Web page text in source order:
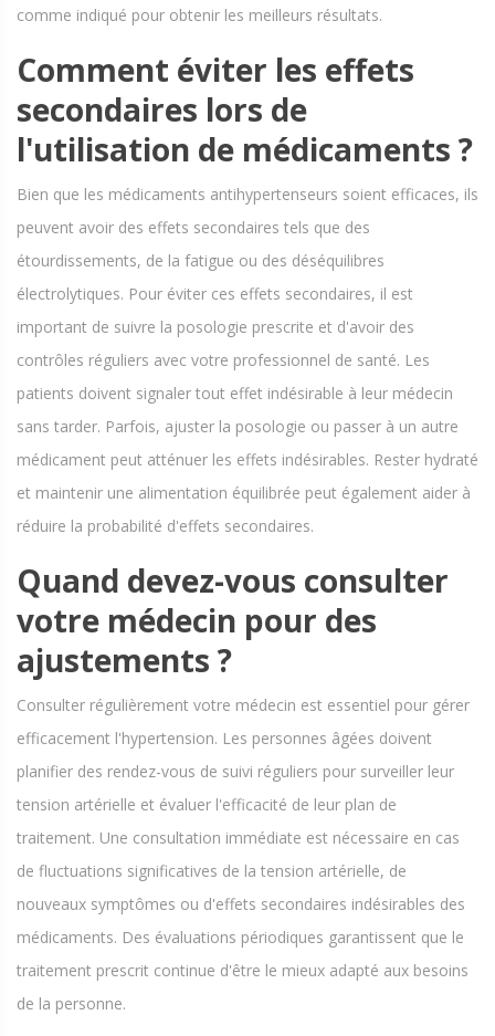
comme indiqué pour obtenir les meilleurs résultats.
Comment éviter les effets
secondaires lors de
l'utilisation de médicaments ?
Bien que les médicaments antihypertenseurs soient efficaces, ils
peuvent avoir des effets secondaires tels que des
étourdissements, de la fatigue ou des déséquilibres
électrolytiques. Pour éviter ces effets secondaires, il est
important de suivre la posologie prescrite et d'avoir des
contrôles réguliers avec votre professionnel de santé. Les
patients doivent signaler tout effet indésirable à leur médecin
sans tarder. Parfois, ajuster la posologie ou passer à un autre
médicament peut atténuer les effets indésirables. Rester hydraté
et maintenir une alimentation équilibrée peut également aider à
réduire la probabilité d'effets secondaires.
Quand devez-vous consulter
votre médecin pour des
ajustements ?
Consulter régulièrement votre médecin est essentiel pour gérer
efficacement l'hypertension. Les personnes âgées doivent
planifier des rendez-vous de suivi réguliers pour surveiller leur
tension artérielle et évaluer l'efficacité de leur plan de
traitement. Une consultation immédiate est nécessaire en cas
de fluctuations significatives de la tension artérielle, de
nouveaux symptômes ou d'effets secondaires indésirables des
médicaments. Des évaluations périodiques garantissent que le
traitement prescrit continue d'être le mieux adapté aux besoins
de la personne.